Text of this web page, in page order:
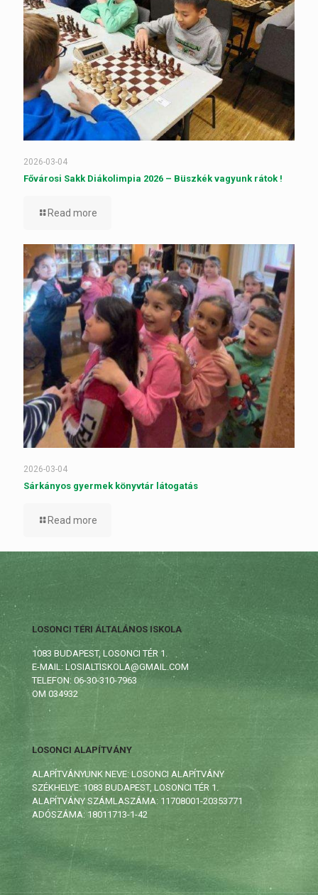
2026-03-04
Fővárosi Sakk Diákolimpia 2026 – Büszkék vagyunk rátok !
Read more
2026-03-04
Sárkányos gyermek könyvtár látogatás
Read more
LOSONCI TÉRI ÁLTALÁNOS ISKOLA
1083 BUDAPEST, LOSONCI TÉR 1.
E-MAIL: LOSIALTISKOLA@GMAIL.COM
TELEFON: 06-30-310-7963
OM 034932
LOSONCI ALAPÍTVÁNY
ALAPÍTVÁNYUNK NEVE: LOSONCI ALAPÍTVÁNY
SZÉKHELYE: 1083 BUDAPEST, LOSONCI TÉR 1.
ALAPÍTVÁNY SZÁMLASZÁMA: 11708001-20353771
ADÓSZÁMA: 18011713-1-42